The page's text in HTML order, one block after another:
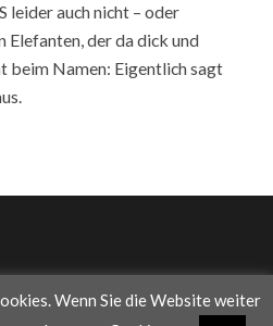
leider auch nicht – oder
Elefanten, der da dick und
beim Namen: Eigentlich sagt
Wenn Sie die Website weiter